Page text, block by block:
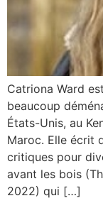
Catriona Ward
beaucoup
États-Unis, au
Maroc. Elle écrit
critiques pour
avant les bois
2022) qui […]